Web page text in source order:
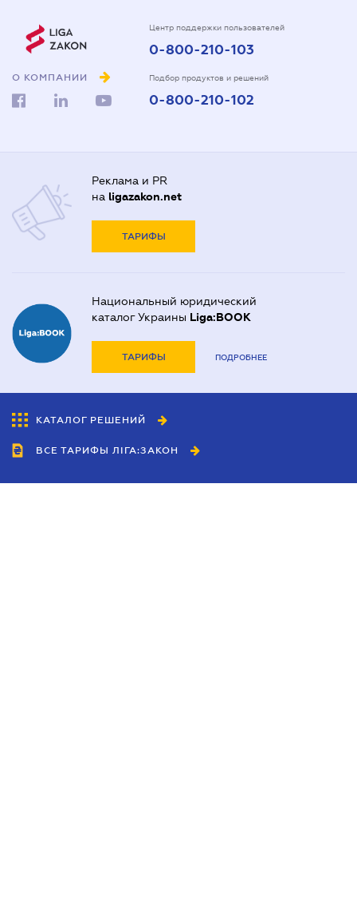
О КОМПАНИИ
Центр поддержки пользователей
0-800-210-103
Подбор продуктов и решений
0-800-210-102
Реклама и PR
на ligazakon.net
ТАРИФЫ
Национальный юридический
каталог Украины Liga:BOOK
ТАРИФЫ ПОДРОБНЕЕ
КАТАЛОГ РЕШЕНИЙ
ВСЕ ТАРИФЫ ЛІГА:ЗАКОН